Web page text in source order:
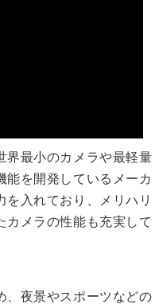
界最小のカメラや最軽量
能を開発しているメーカ
を入れており、メリハリ
カメラの性能も充実して
、夜景やスポーツなどの